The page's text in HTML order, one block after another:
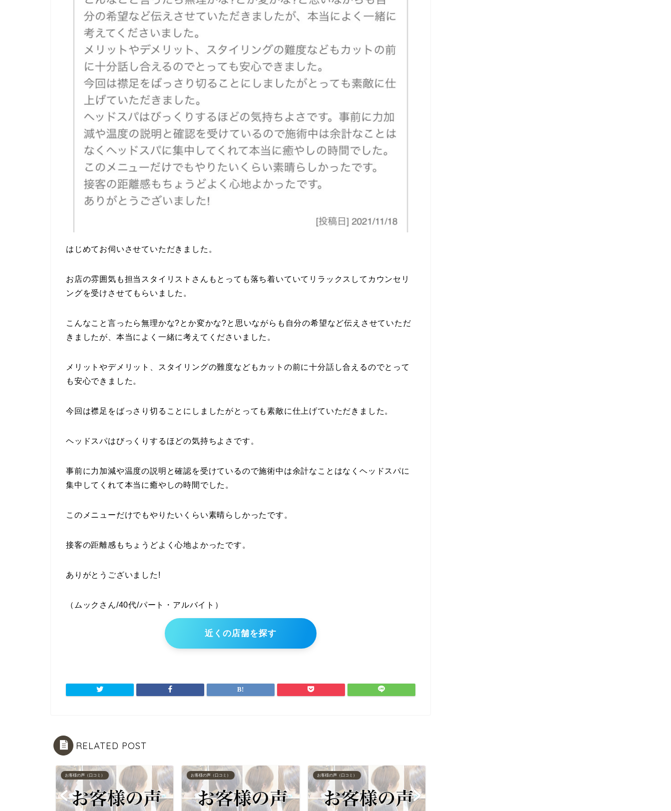
はじめてお伺いさせていただきました。
お店の雰囲気も担当スタイリストさんもとっても落ち着いていてリラックスしてカウンセリ
ングを受けさせてもらいました。
こんなこと言ったら無理かな?とか変かな?と思いながらも自分の希望など伝えさせていただ
きましたが、本当によく一緒に考えてくださいました。
メリットやデメリット、スタイリングの難度などもカットの前に十分話し合えるのでとって
も安心できました。
今回は襟足をばっさり切ることにしましたがとっても素敵に仕上げていただきました。
ヘッドスパはびっくりするほどの気持ちよさです。
事前に力加減や温度の説明と確認を受けているので施術中は余計なことはなくヘッドスパに
集中してくれて本当に癒やしの時間でした。
このメニューだけでもやりたいくらい素晴らしかったです。
接客の距離感もちょうどよく心地よかったです。
ありがとうございました!
（ムックさん/40代/パート・アルバイト）
近くの店舗を探す
RELATED POST
お客様の声（口コミ） お客様の声（口コミ） お客様の声（口コミ）